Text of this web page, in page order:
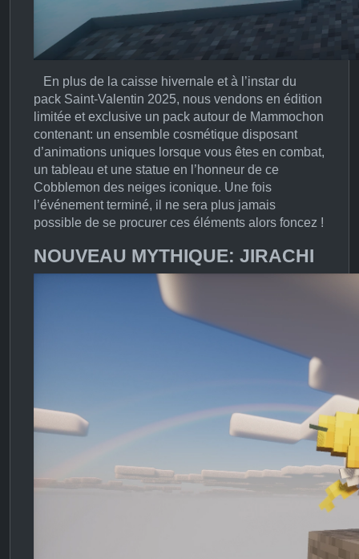
En plus de la caisse hivernale et à l’instar du
pack Saint-Valentin 2025, nous vendons en édition
limitée et exclusive un pack autour de Mammochon
contenant: un ensemble cosmétique disposant
d’animations uniques lorsque vous êtes en combat,
un tableau et une statue en l’honneur de ce
Cobblemon des neiges iconique. Une fois
l’événement terminé, il ne sera plus jamais
possible de se procurer ces éléments alors foncez !
NOUVEAU MYTHIQUE: JIRACHI